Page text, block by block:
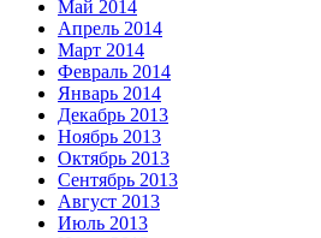
Май 2014
Апрель 2014
Март 2014
Февраль 2014
Январь 2014
Декабрь 2013
Ноябрь 2013
Октябрь 2013
Сентябрь 2013
Август 2013
Июль 2013